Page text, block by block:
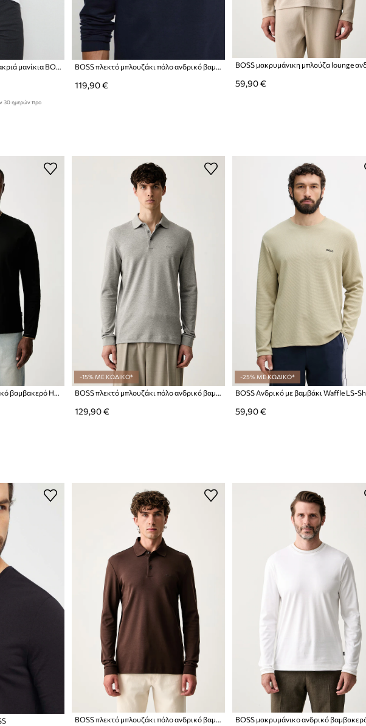
30 ημερών προ
119,90 € 59,90 €
BOSS μακρυμάνικο ανδρικό βαμβακερό H-Tenison
-15% ΜΕ ΚΩΔΙΚΟ*
BOSS πλεκτό μπλουζάκι πόλο ανδρικό βαμβακερό Pado 30
129,90 €
-25% ΜΕ ΚΩΔΙΚΟ*
BOSS Ανδρικό με βαμβάκι Waffle LS-
59,90 €
BOSS πλεκτό μπλουζάκι πόλο ανδρικό βαμβακερό Pado 30